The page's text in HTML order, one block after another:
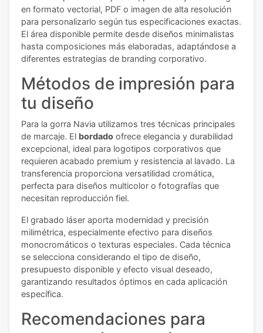
en formato vectorial, PDF o imagen de alta resolución
para personalizarlo según tus especificaciones exactas.
El área disponible permite desde diseños minimalistas
hasta composiciones más elaboradas, adaptándose a
diferentes estrategias de branding corporativo.
Métodos de impresión para
tu diseño
Para la gorra Navia utilizamos tres técnicas principales
de marcaje. El bordado ofrece elegancia y durabilidad
excepcional, ideal para logotipos corporativos que
requieren acabado premium y resistencia al lavado. La
transferencia proporciona versatilidad cromática,
perfecta para diseños multicolor o fotografías que
necesitan reproducción fiel.
El grabado láser aporta modernidad y precisión
milimétrica, especialmente efectivo para diseños
monocromáticos o texturas especiales. Cada técnica
se selecciona considerando el tipo de diseño,
presupuesto disponible y efecto visual deseado,
garantizando resultados óptimos en cada aplicación
específica.
Recomendaciones para